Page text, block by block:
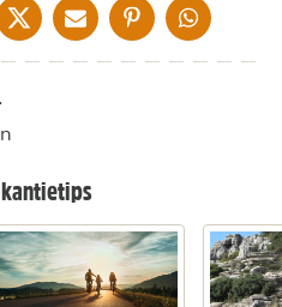
OP FACEBOOK
DELEN OP XDELEN VIA DE MAIL
DELEN OP PINTEREST
DELEN OP